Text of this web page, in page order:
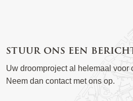
stuur ons een
Uw droomproject al helemaal voor
Neem dan contact met ons op.